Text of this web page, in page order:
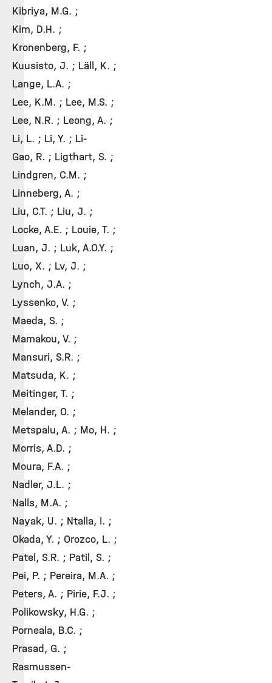
Kibriya, M.G. ;
Kim, D.H. ;
Kronenberg, F. ;
Kuusisto, J. ; Läll, K. ;
Lange, L.A. ;
Lee, K.M. ; Lee, M.S. ;
Lee, N.R. ; Leong, A. ;
Li, L. ; Li, Y. ; Li-
Gao, R. ; Ligthart, S. ;
Lindgren, C.M. ;
Linneberg, A. ;
Liu, C.T. ; Liu, J. ;
Locke, A.E. ; Louie, T. ;
Luan, J. ; Luk, A.O.Y. ;
Luo, X. ; Lv, J. ;
Lynch, J.A. ;
Lyssenko, V. ;
Maeda, S. ;
Mamakou, V. ;
Mansuri, S.R. ;
Matsuda, K. ;
Meitinger, T. ;
Melander, O. ;
Metspalu, A. ; Mo, H. ;
Morris, A.D. ;
Moura, F.A. ;
Nadler, J.L. ;
Nalls, M.A. ;
Nayak, U. ; Ntalla, I. ;
Okada, Y. ; Orozco, L. ;
Patel, S.R. ; Patil, S. ;
Pei, P. ; Pereira, M.A. ;
Peters, A. ; Pirie, F.J. ;
Polikowsky, H.G. ;
Porneala, B.C. ;
Prasad, G. ;
Rasmussen-